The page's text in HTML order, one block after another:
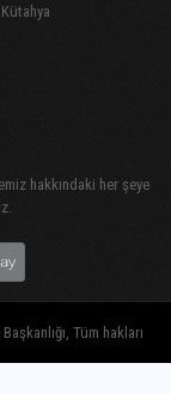
hakkındaki her şeye
Tüm hakları